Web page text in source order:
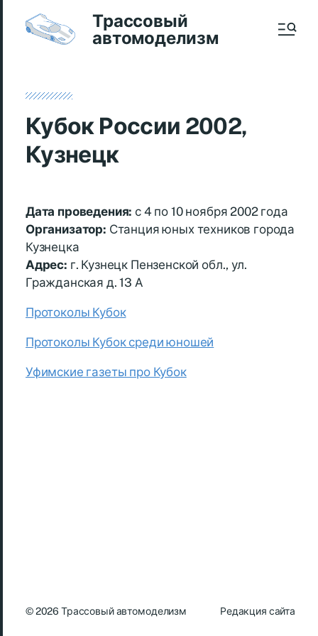
Трассовый
автомоделизм
Кубок России 2002,
Кузнецк
Дата проведения: с 4 по 10 ноября 2002 года
Организатор: Станция юных техников города
Кузнецка
Адрес: г. Кузнецк Пензенской обл., ул.
Гражданская д. 13 А
Протоколы Кубок
Протоколы Кубок среди юношей
Уфимские газеты про Кубок
© 2026Трассовый автомоделизм Редакция сайта